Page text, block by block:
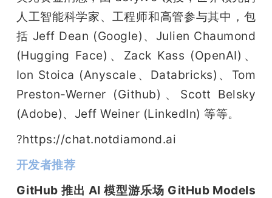
人工智能科学家、工程师和高管参与其中，包
括 Jeff Dean (Google)、Julien Chaumond
(Hugging Face)、Zack Kass (OpenAI)、
Ion Stoica (Anyscale、Databricks)、Tom
Preston-Werner (Github)、Scott Belsky
(Adobe)、Jeff Weiner (LinkedIn) 等等。
?https://chat.notdiamond.ai
开发者推荐
GitHub 推出 AI 模型游乐场 GitHub Models